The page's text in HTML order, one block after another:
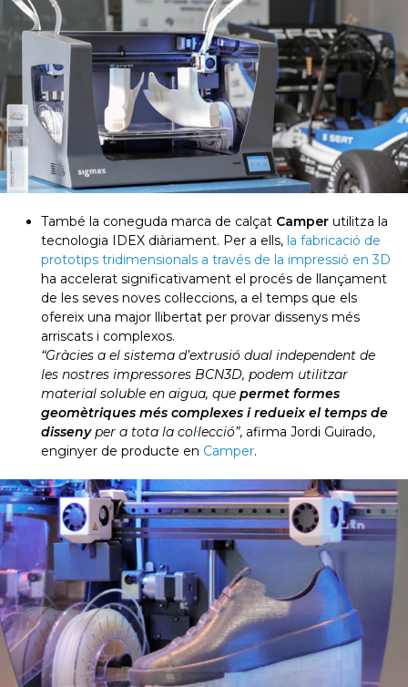
També la coneguda marca de calçat Camper utilitza la
tecnologia IDEX diàriament. Per a ells, la fabricació de
prototips tridimensionals a través de la impressió en 3D
ha accelerat significativament el procés de llançament
de les seves noves col·leccions, a el temps que els
ofereix una major llibertat per provar dissenys més
arriscats i complexos.
“Gràcies a el sistema d’extrusió dual independent de
les nostres impressores BCN3D, podem utilitzar
material soluble en aigua, que permet formes
geomètriques més complexes i redueix el temps de
dissenyper a tota la col·lecció”, afirma Jordi Guirado,
enginyer de producte en Camper.